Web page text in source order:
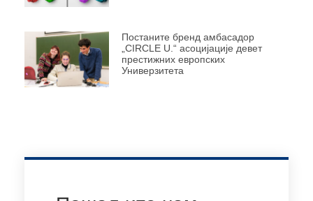
Постаните бренд амбасадор
„CIRCLE U.“ асоцијације девет
престижних европских
Универзитета